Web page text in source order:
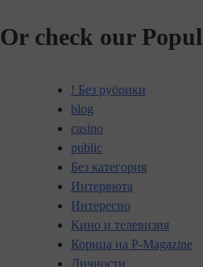
Or check our
! Без рубрики
blog
casino
public
Без категория
Интервюта
Интересно
Кино и телевизия
Корица на P-Magazine
Личности